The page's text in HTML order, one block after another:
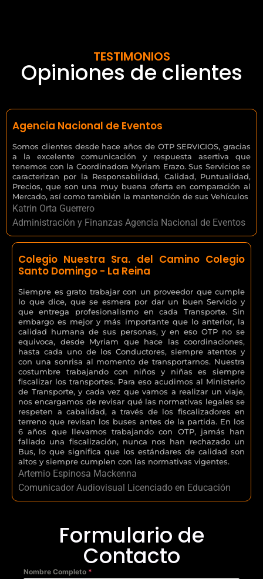
TESTIMONIOS
Opiniones de clientes
Agencia Nacional de Eventos
Somos clientes desde hace años de OTP SERVICIOS, gracias
a la excelente comunicación y respuesta asertiva que
tenemos con la Coordinadora Myriam Erazo. Sus Servicios se
caracterizan por la Responsabilidad, Calidad, Puntualidad,
Precios, que son una muy buena oferta en comparación al
Mercado, así como también la mantención de sus Vehículos
Katrin Orta Guerrero
Administración y Finanzas Agencia Nacional de Eventos
Colegio Nuestra Sra. del Camino Colegio
Santo Domingo - La Reina
Siempre es grato trabajar con un proveedor que cumple
lo que dice, que se esmera por dar un buen Servicio y
que entrega profesionalismo en cada Transporte. Sin
embargo es mejor y más importante que lo anterior, la
calidad humana de sus personas, y en eso OTP no se
equivoca, desde Myriam que hace las coordinaciones,
hasta cada uno de los Conductores, siempre atentos y
con una sonrisa al momento de transportarnos. Nuestra
costumbre trabajando con niños y niñas es siempre
fiscalizar los transportes. Para eso acudimos al Ministerio
de Transporte, y cada vez que vamos a realizar un viaje,
nos encargamos de revisar qué las normativas legales se
respeten a cabalidad, a través de los fiscalizadores en
terreno que revisan los buses antes de la partida. En los
6 años que llevamos trabajando con OTP, jamás han
fallado una fiscalización, nunca nos han rechazado un
Bus, lo que significa que los estándares de calidad son
altos y siempre cumplen con las normativas vigentes.
Artemio Espinosa Mackenna
Comunicador Audiovisual Licenciado en Educación
Formulario de
Contacto
Nombre Completo *